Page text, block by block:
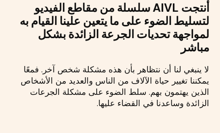
أنتجت AIVL سلسلة من مقاطع الفيديو
لتسليط الضوء على ما يتعين علينا القيام به
لمواجهة تحديات الجرعة الزائدة بشكل
مباشر
لا ينبغي لنا أن نتظاهر بأن هذه مشكلة شخص آخر. فمعًا
يمكننا تغيير حياة الآلاف من الناس والعديد من الأشخاص
الذين يهتمون بهم. سلط الضوء على مشكلة الجرعات
الزائدة وساعدنا في القضاء عليها.